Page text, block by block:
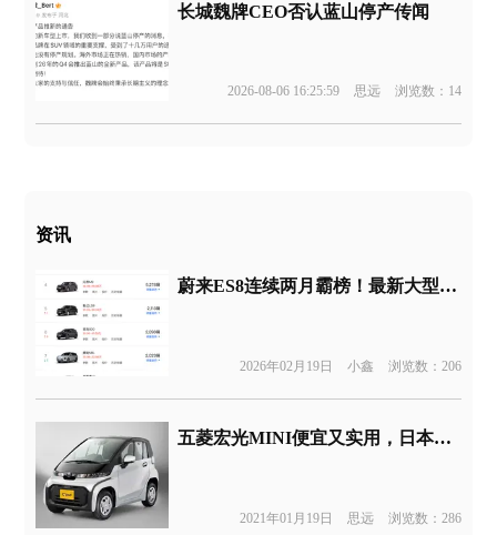
长城魏牌CEO否认蓝山停产传闻
2026-08-06 16:25:59 思远 浏览数：14
资讯
蔚来ES8连续两月霸榜！最新大型SUV榜单出炉
2026年02月19日 小鑫 浏览数：206
五菱宏光MINI便宜又实用，日本媒体呼吁：赶快引进
2021年01月19日 思远 浏览数：286